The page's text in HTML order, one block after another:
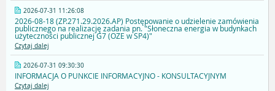
2026-07-31 11:26:08
2026-08-18 (ZP.271.29.2026.AP) Postępowanie o udzielenie zamówienia
publicznego na realizację zadania pn. "Słoneczna energia w budynkach
użyteczności publicznej G7 (OZE w SP4)"
Czytaj dalej
2026-07-31 09:30:30
INFORMACJA O PUNKCIE INFORMACYJNO - KONSULTACYJNYM
Czytaj dalej